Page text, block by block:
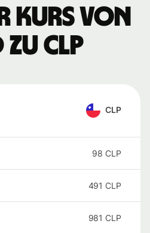
Kurs von
zu CLP
CLP
98 CLP
491 CLP
981 CLP